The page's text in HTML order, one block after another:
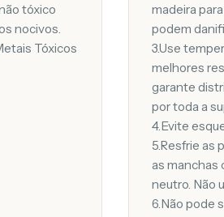
tóxico
nocivos.
Tóxicos
madeira
podem
3.Use
melhores
garante
por toda a
4.Evite
5.Resfrie as
as manchas
neutro. Não
6.Não pode